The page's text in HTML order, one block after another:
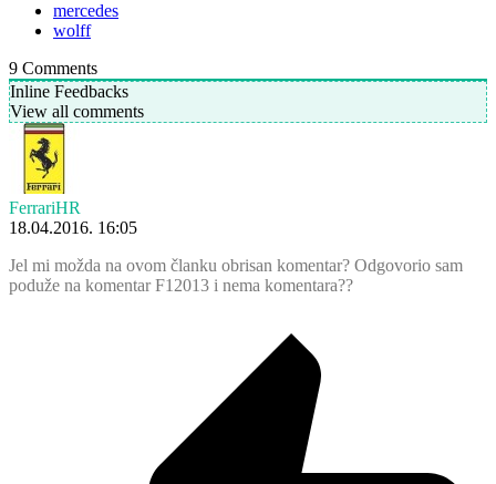
mercedes
wolff
9 Comments
Inline Feedbacks
View all comments
FerrariHR
18.04.2016. 16:05
Jel mi možda na ovom članku obrisan komentar? Odgovorio sam
poduže na komentar F12013 i nema komentara??